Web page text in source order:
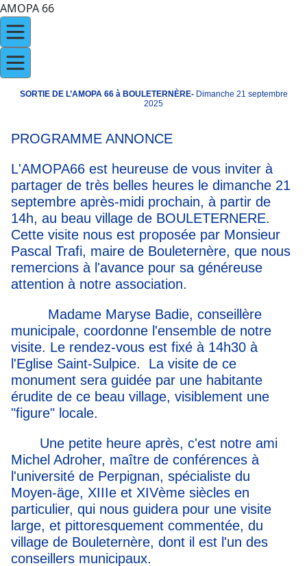
AMOPA 66
SORTIE DE L’AMOPA 66 à BOULETERNÈRE- Dimanche 21 septembre
2025
PROGRAMME ANNONCE
L'AMOPA66 est heureuse de vous inviter à
partager de très belles heures le dimanche 21
septembre après-midi prochain, à partir de
14h, au beau village de BOULETERNERE.
Cette visite nous est proposée par Monsieur
Pascal Trafi, maire de Bouleternère, que nous
remercions à l'avance pour sa généreuse
attention à notre association.
Madame Maryse Badie, conseillère
municipale, coordonne l'ensemble de notre
visite. Le rendez-vous est fixé à 14h30 à
l'Eglise Saint-Sulpice. La visite de ce
monument sera guidée par une habitante
érudite de ce beau village, visiblement une
"figure" locale.
Une petite heure après, c'est notre ami
Michel Adroher, maître de conférences à
l'université de Perpignan, spécialiste du
Moyen-äge, XIIIe et XIVème siècles en
particulier, qui nous guidera pour une visite
large, et pittoresquement commentée, du
village de Bouleternère, dont il est l'un des
conseillers municipaux.